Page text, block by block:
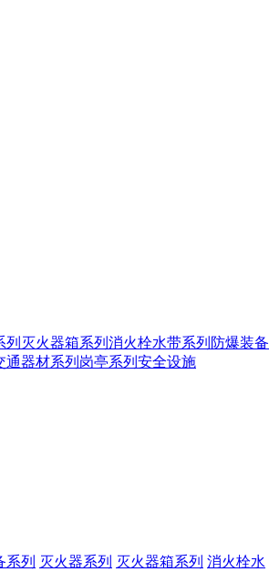
列 灭火器箱系列 消火栓水带系列 防爆装备
通器材系列 岗亭系列 安全设施
系列 灭火器系列 灭火器箱系列 消火栓水